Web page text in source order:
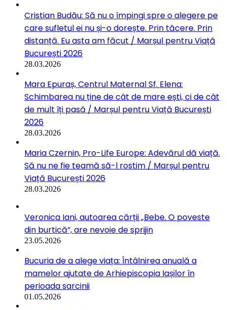
Cristian Budău: Să nu o împingi spre o alegere pe
care sufletul ei nu și-o dorește. Prin tăcere. Prin
distanță. Eu asta am făcut / Marșul pentru Viață
București 2026
28.03.2026
Mara Epuraș, Centrul Maternal Sf. Elena:
Schimbarea nu ține de cât de mare ești, ci de cât
de mult îți pasă / Marșul pentru Viață București
2026
28.03.2026
Maria Czernin, Pro-Life Europe: Adevărul dă viață.
Să nu ne fie teamă să-l rostim / Marșul pentru
Viață București 2026
28.03.2026
Veronica Iani, autoarea cărții „Bebe. O poveste
din burtică”, are nevoie de sprijin
23.05.2026
Bucuria de a alege viața: Întâlnirea anuală a
mamelor ajutate de Arhiepiscopia Iașilor în
perioada sarcinii
01.05.2026